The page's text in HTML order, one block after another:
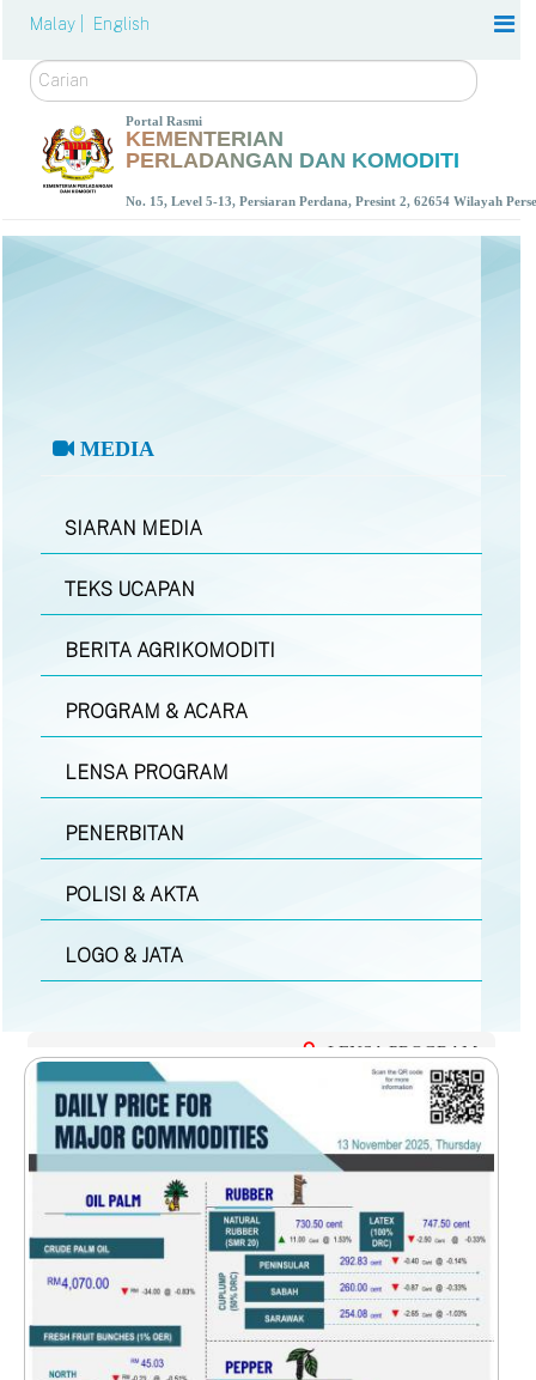
Malay | English
Carian
Portal Rasmi
KEMENTERIAN
PERLADANGAN DAN KOMODITI
No. 15, Level 5-13, Persiaran Perdana, Presint 2, 62654 Wilayah
MEDIA
SIARAN MEDIA
TEKS UCAPAN
BERITA AGRIKOMODITI
PROGRAM & ACARA
LENSA PROGRAM
PENERBITAN
POLISI & AKTA
LOGO & JATA
LENSA PROGRAM